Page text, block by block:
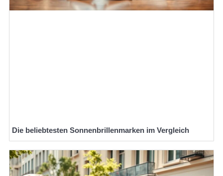
Die beliebtesten Sonnenbrillenmarken im Vergleich